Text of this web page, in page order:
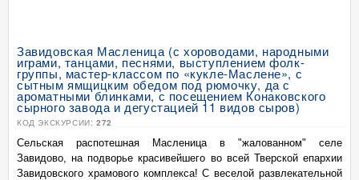
Завидовская Масленица (с хороводами, народными
играми, танцами, песнями, выступлением фолк-
группы, мастер-классом по «кукле-Маслене», с
сытным ямщицким обедом под рюмочку, да с
ароматными блинками, с посещением Конаковского
сырного завода и дегустацией 11 видов сыров)
КОД ЭКСКУРСИИ: 272
Сельская распотешная Масленица в "жалованном" селе
Завидово, на подворье красивейшего во всей Тверской епархии
Завидовского храмового комплекса! С веселой развлекательной